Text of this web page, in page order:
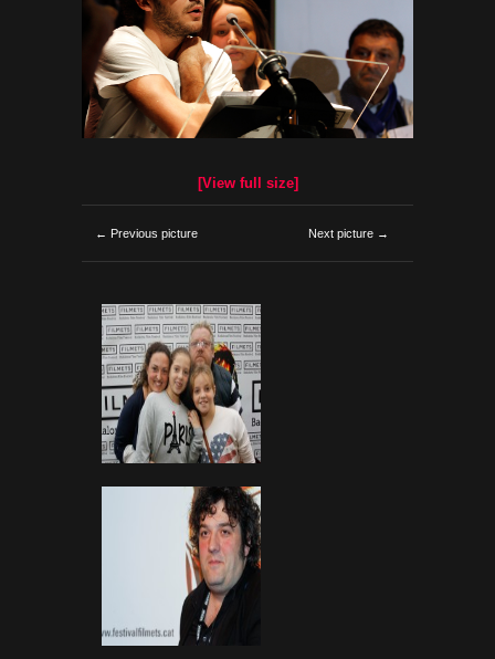
[View full size]
← Previous picture Next picture →